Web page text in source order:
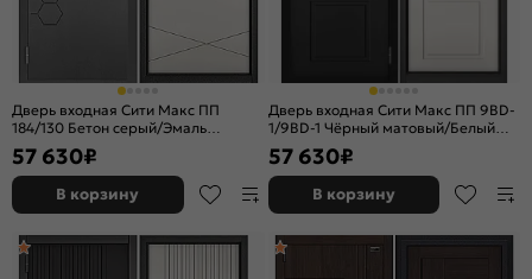
Дверь входная Сити Макс ПП
184/130 Бетон серый/Эмаль
белоснежная, 2 замка, с ночной
задвижкой
57 630₽
В корзину
Дверь входная Сити Макс ПП 9BD-
1/9BD-1 Чёрный матовый/Белый
софт, 2 замка, с ночной задвижкой
57 630₽
В корзину